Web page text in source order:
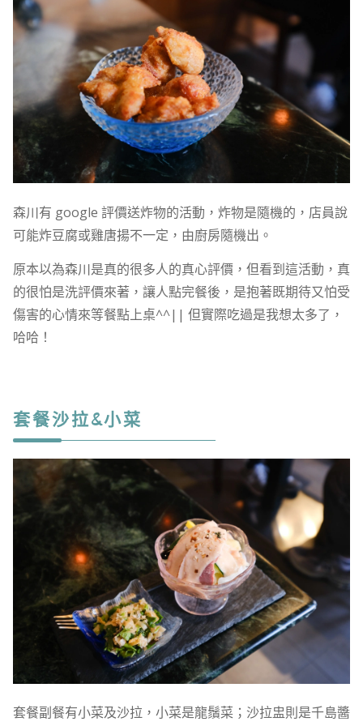
森川有 google 評價送炸物的活動，炸物是隨機的，店員說
可能炸豆腐或雞唐揚不一定，由廚房隨機出。
原本以為森川是真的很多人的真心評價，但看到這活動，真
的很怕是洗評價來著，讓人點完餐後，是抱著既期待又怕受
傷害的心情來等餐點上桌^^|| 但實際吃過是我想太多了，
哈哈！
套餐沙拉&小菜
套餐副餐有小菜及沙拉，小菜是龍鬚菜；沙拉盅則是千島醬